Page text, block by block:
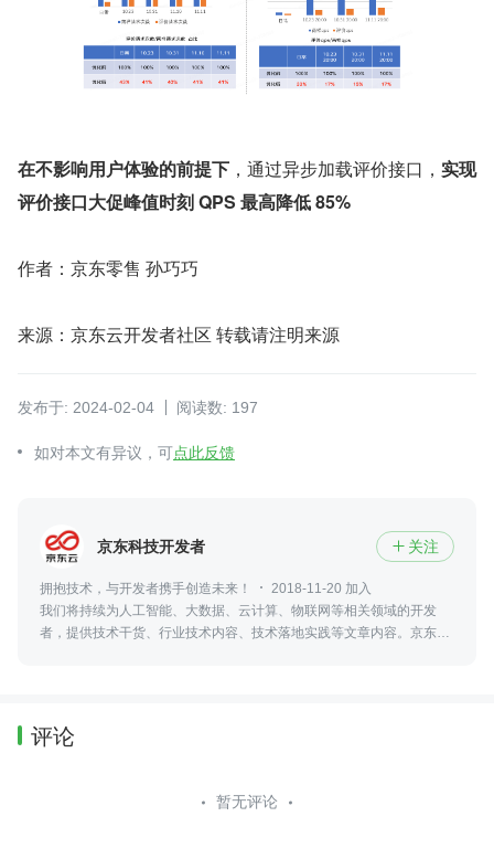
在不影响用户体验的前提下 ，通过异步加载评价接口， 实现
评价接口大促峰值时刻 QPS 最高降低 85%
作者：京东零售 孙巧巧
来源：京东云开发者社区 转载请注明来源
发布于: 2024-02-04 阅读数: 197
如对本文有异议，可点此反馈
京东科技开发者  关注
拥抱技术，与开发者携手创造未来！
2018-11-20 加入
我们将持续为人工智能、大数据、云计算、物联网等相关领域的开发
者，提供技术干货、行业技术内容、技术落地实践等文章内容。京东云
评论
暂无评论